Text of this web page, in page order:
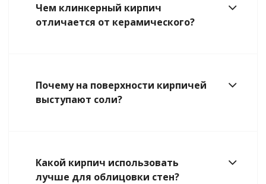
Чем клинкерный кирпич
отличается от керамического?
Почему на поверхности кирпичей
выступают соли?
Какой кирпич использовать
лучше для облицовки стен?